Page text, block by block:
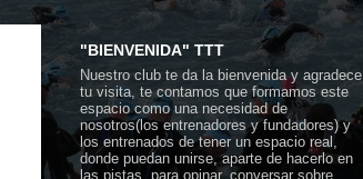
"BIENVENIDA" TTT
Nuestro club te da la bienvenida y agradece
tu visita, te contamos que formamos este
espacio como una necesidad de
nosotros(los entrenadores y fundadores) y
los entrenados de tener un espacio real,
donde puedan unirse, aparte de hacerlo en
las pistas, para opinar, conversar sobre